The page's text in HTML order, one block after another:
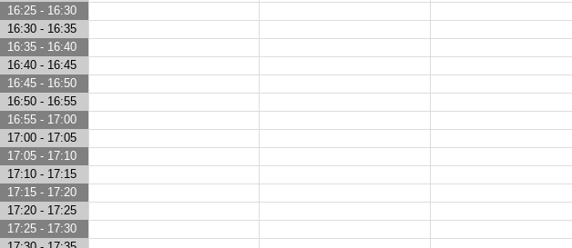
16:25 - 16:30
16:30 - 16:35
16:35 - 16:40
16:40 - 16:45
16:45 - 16:50
16:50 - 16:55
16:55 - 17:00
17:00 - 17:05
17:05 - 17:10
17:10 - 17:15
17:15 - 17:20
17:20 - 17:25
17:25 - 17:30